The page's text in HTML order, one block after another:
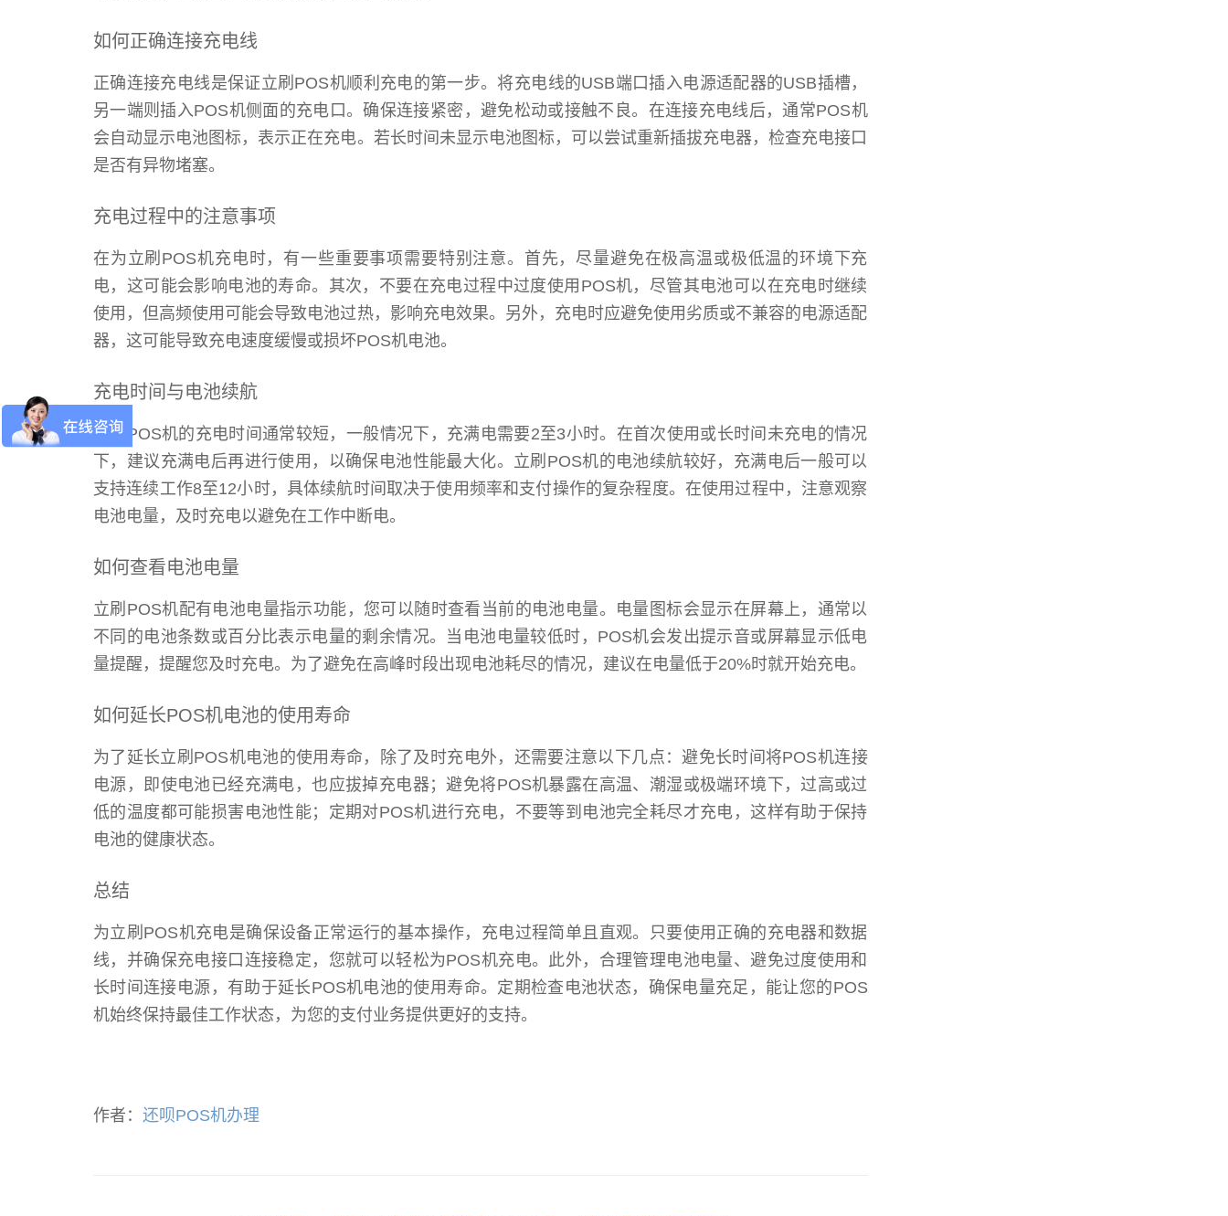
如何正确连接充电线
正确连接充电线是保证立刷POS机顺利充电的第一步。将充电线的USB端口插入电源适配器的USB插槽，
另一端则插入POS机侧面的充电口。确保连接紧密，避免松动或接触不良。在连接充电线后，通常POS机
会自动显示电池图标，表示正在充电。若长时间未显示电池图标，可以尝试重新插拔充电器，检查充电接口
是否有异物堵塞。
充电过程中的注意事项
在为立刷POS机充电时，有一些重要事项需要特别注意。首先，尽量避免在极高温或极低温的环境下充
电，这可能会影响电池的寿命。其次，不要在充电过程中过度使用POS机，尽管其电池可以在充电时继续
使用，但高频使用可能会导致电池过热，影响充电效果。另外，充电时应避免使用劣质或不兼容的电源适配
器，这可能导致充电速度缓慢或损坏POS机电池。
充电时间与电池续航
立刷POS机的充电时间通常较短，一般情况下，充满电需要2至3小时。在首次使用或长时间未充电的情况
下，建议充满电后再进行使用，以确保电池性能最大化。立刷POS机的电池续航较好，充满电后一般可以
支持连续工作8至12小时，具体续航时间取决于使用频率和支付操作的复杂程度。在使用过程中，注意观察
电池电量，及时充电以避免在工作中断电。
如何查看电池电量
立刷POS机配有电池电量指示功能，您可以随时查看当前的电池电量。电量图标会显示在屏幕上，通常以
不同的电池条数或百分比表示电量的剩余情况。当电池电量较低时，POS机会发出提示音或屏幕显示低电
量提醒，提醒您及时充电。为了避免在高峰时段出现电池耗尽的情况，建议在电量低于20%时就开始充电。
如何延长POS机电池的使用寿命
为了延长立刷POS机电池的使用寿命，除了及时充电外，还需要注意以下几点：避免长时间将POS机连接
电源，即使电池已经充满电，也应拔掉充电器；避免将POS机暴露在高温、潮湿或极端环境下，过高或过
低的温度都可能损害电池性能；定期对POS机进行充电，不要等到电池完全耗尽才充电，这样有助于保持
电池的健康状态。
总结
为立刷POS机充电是确保设备正常运行的基本操作，充电过程简单且直观。只要使用正确的充电器和数据
线，并确保充电接口连接稳定，您就可以轻松为POS机充电。此外，合理管理电池电量、避免过度使用和
长时间连接电源，有助于延长POS机电池的使用寿命。定期检查电池状态，确保电量充足，能让您的POS
机始终保持最佳工作状态，为您的支付业务提供更好的支持。
作者： 还呗POS机办理